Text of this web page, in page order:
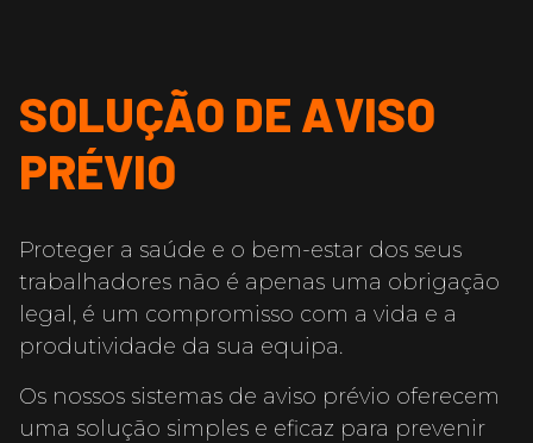
SOLUÇÃO DE AVISO
PRÉVIO
Proteger a saúde e o bem-estar dos seus
trabalhadores não é apenas uma obrigação
legal, é um compromisso com a vida e a
produtividade da sua equipa.
Os nossos sistemas de aviso prévio oferecem
uma solução simples e eficaz para prevenir